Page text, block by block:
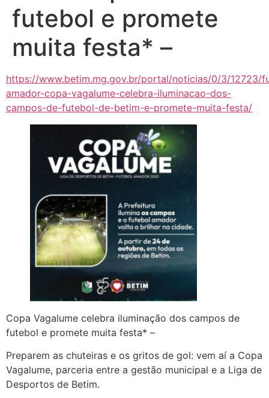
futebol e promete
muita festa* –
https://www.betim.mg.gov.br/portal/noticias/0/3/12723/
amador-copa-vagalume-celebra-iluminacao-dos-
campos-de-futebol-de-betim-e-promete-muita-festa/
Copa Vagalume celebra iluminação dos campos de
futebol e promete muita festa* –
Preparem as chuteiras e os gritos de gol: vem aí a Copa
Vagalume, parceria entre a gestão municipal e a Liga de
Desportos de Betim.